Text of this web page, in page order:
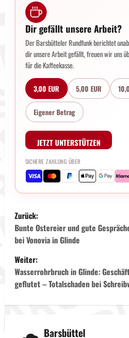
Dir gefällt unsere Arbeit?
Der Barsbütteler Rundfunk berichtet
dir unsere Arbeit gefällt, freuen wir uns
für die Kaffeekasse.
3,00 EUR 5,00 EUR
Eigener Betrag
JETZT UNTERSTÜTZEN
SICHERE ZAHLUNG ÜBER
B
e
i
t
r
Zurück:
Bunte Ostereier und gute
bei Vonovia in Glinde
Weiter:
Wasserrohrbruch in Glinde:
geflutet – Totalschaden bei
Barsbüttel